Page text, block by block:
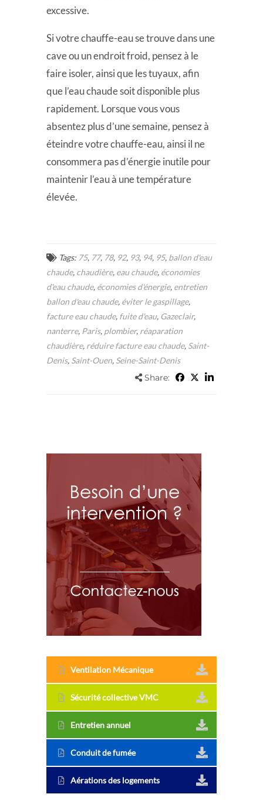
excessive.
Si votre chauffe-eau se trouve dans une
cave ou un endroit froid, pensez à le
faire isoler, ainsi que les tuyaux, afin
que l’eau chaude soit disponible plus
rapidement. Lorsque vous vous
absentez plus d’une semaine, pensez à
éteindre votre chauffe-eau, ainsi il ne
consommera pas d’énergie inutile pour
maintenir l’eau à une température
élevée.
Tags: 75, 77, 78, 92, 93, 94, 95, ballon d'eau
chaude, chaudière, eau chaude, économies
d'eau chaude, économies d'énergie, entretien
ballon d'eau chaude, éviter le gaspillage,
facture eau chaude, fuite d'eau, Gazeclair,
nanterre, Paris, plombier, réaparation
chaudière, réduire facture eau chaude, Saint-
Denis, Saint-Ouen, Seine-Saint-Denis
Share:
Ventilation Mécanique
Sécurité collective VMC
Entretien annuel
Conduit de fumée
Aérations des logements